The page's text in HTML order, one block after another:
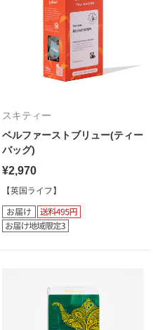
スキティー
ベルファーストブリュー(ティー
バッグ)
¥2,970
【英国ライフ】